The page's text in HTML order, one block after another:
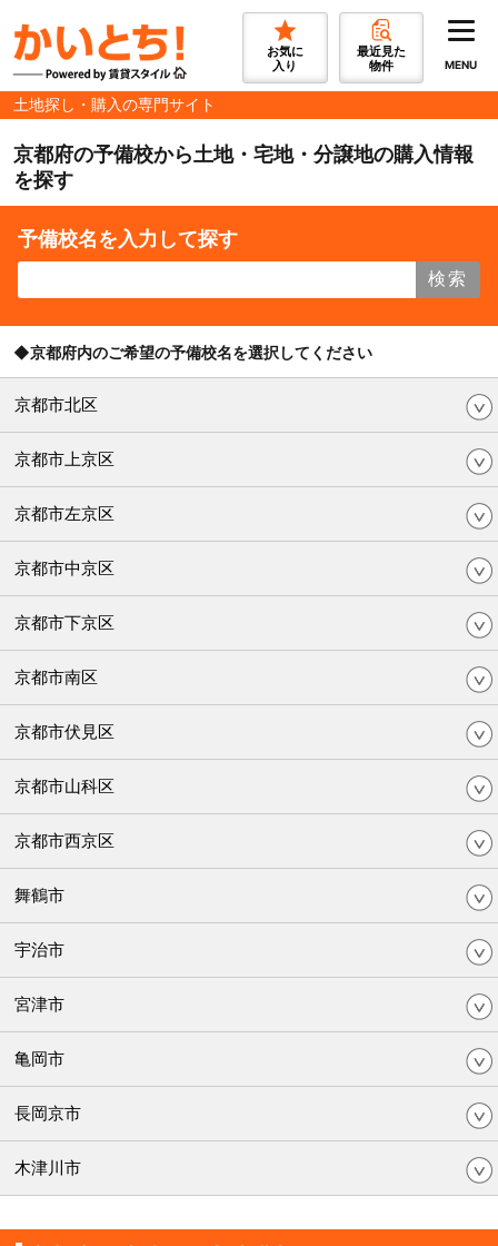
お気に
入り
最近見た
物件
MENU
土地探し・購入の専門サイト
京都府の予備校から土地・宅地・分譲地の購入情報
を探す
予備校名を入力して探す
検索
◆京都府内のご希望の予備校名を選択してください
京都市北区
京都市上京区
京都市左京区
京都市中京区
京都市下京区
京都市南区
京都市伏見区
京都市山科区
京都市西京区
舞鶴市
宇治市
宮津市
亀岡市
長岡京市
木津川市